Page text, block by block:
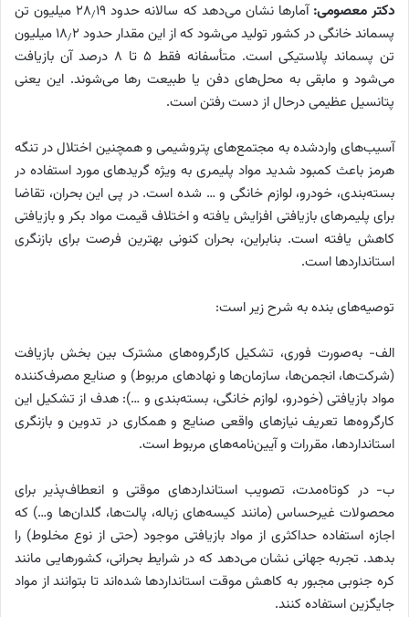
دکتر معصومی:آمارها نشان می‌دهد که سالانه حدود 28 /
19 میلیون تن
پسماند خانگی در کشور تولید می‌شود که از این مقدار حدود 18
/
2 میلیون
تن پسماند پلاستیکی است. متأسفانه فقط ۵ تا ۸ درصد آن بازیافت
می‌شود و مابقی به محل‌های دفن یا طبیعت رها می‌شوند. این یعنی
پتانسیل عظیمی درحال از دست رفتن است.
آسیب‌های واردشده به مجتمع‌های پتروشیمی و همچنین اختلال در تنگه
هرمز باعث کمبود شدید مواد پلیمری به ویژه گریدهای مورد استفاده در
بسته‌بندی، خودرو، لوازم خانگی و … شده است. در پی این بحران، تقاضا
برای پلیمرهای بازیافتی افزایش یافته و اختلاف قیمت مواد بکر و بازیافتی
کاهش یافته است. بنابراین، بحران کنونی بهترین فرصت برای بازنگری
استانداردها است.
توصیه‌های بنده به شرح زیر است:
الف- به‌صورت فوری، تشکیل کارگروه‌های مشترک بین بخش بازیافت
(شرکت‌ها، انجمن‌ها، سازمان‌ها و نهادهای مربوط) و صنایع مصرف‌کننده
مواد بازیافتی (خودرو، لوازم خانگی، بسته‌بندی و …): هدف از تشکیل این
کارگروه‌ها تعریف نیازهای واقعی صنایع و همکاری در تدوین و بازنگری
استانداردها، مقررات و آیین‌نامه‌های مربوط است.
ب- در کوتاه‌مدت، تصویب استانداردهای موقتی و انعطاف‌پذیر برای
محصولات غیرحساس (مانند کیسه‌های زباله، پالت‌ها، گلدان‌ها و…) که
اجازه استفاده حداکثری از مواد بازیافتی موجود (حتی از نوع مخلوط) را
بدهد. تجربه جهانی نشان می‌دهد که در شرایط بحرانی، کشورهایی مانند
کره جنوبی مجبور به کاهش موقت استانداردها شده‌اند تا بتوانند از مواد
جایگزین استفاده کنند.